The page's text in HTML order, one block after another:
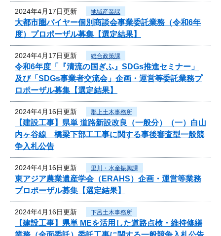
2024年4月17日更新 地域産業課
大都市圏バイヤー個別商談会事業委託業務（令和6年
度）プロポーザル募集【選定結果】
2024年4月17日更新 総合政策課
令和6年度「『清流の国ぎふ』SDGs推進セミナー」
及び「SDGs事業者交流会」企画・運営等委託業務プ
ロポーザル募集【選定結果】
2024年4月16日更新 郡上土木事務所
【建設工事】県単 道路新設改良（一般分）（一）白山
内ヶ谷線 橋梁下部工工事に関する事後審査型一般競
争入札公告
2024年4月16日更新 里川・水産振興課
東アジア農業遺産学会（ERAHS）企画・運営等業務
プロポーザル募集【選定結果】
2024年4月16日更新 下呂土木事務所
【建設工事】県単 MEを活用した道路点検・維持修繕